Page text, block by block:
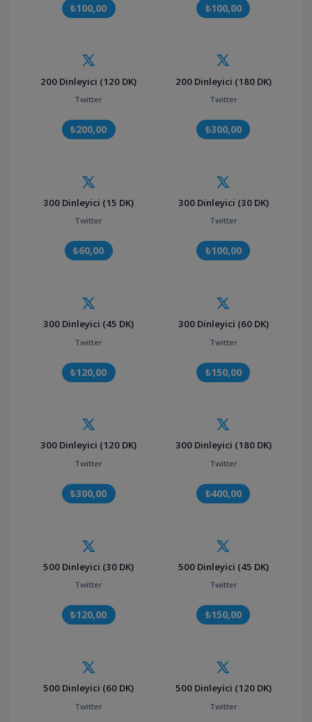
₺100,00 ₺100,00
200 Dinleyici (120 DK)
Twitter
₺200,00
200 Dinleyici (180 DK)
Twitter
₺300,00
300 Dinleyici (15 DK)
Twitter
₺60,00
300 Dinleyici (30 DK)
Twitter
₺100,00
300 Dinleyici (45 DK)
Twitter
₺120,00
300 Dinleyici (60 DK)
Twitter
₺150,00
300 Dinleyici (120 DK)
Twitter
₺300,00
300 Dinleyici (180 DK)
Twitter
₺400,00
500 Dinleyici (30 DK)
Twitter
₺120,00
500 Dinleyici (45 DK)
Twitter
₺150,00
500 Dinleyici (60 DK)
Twitter
500 Dinleyici (120 DK)
Twitter